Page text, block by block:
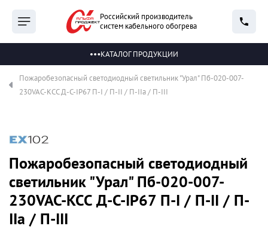
Российский производитель
систем кабельного обогрева
КАТАЛОГ ПРОДУКЦИИ
Пожаробезопасный светодиодный светильник "Урал" Пб-020-007-
230VAC-КСС Д-С-IP67 П-I / П-II / П-IIа / П-III
Пожаробезопасный светодиодный
светильник "Урал" Пб-020-007-
230VAC-КСС Д-С-IP67 П-I / П-II / П-
IIа / П-III